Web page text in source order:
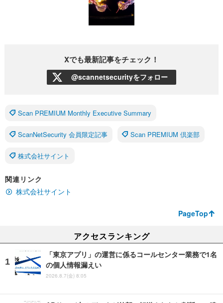
Xでも最新記事をチェック！
@scannetsecurityをフォロー
Scan PREMIUM Monthly Executive Summary
ScanNetSecurity 会員限定記事 Scan PREMIUM 倶楽部
株式会社サイント
関連リンク
株式会社サイント
PageTop
アクセスランキング
「東京アプリ」の運営に係るコールセンター業務で1名
の個人情報漏えい
2026.8.7(金) 8:05